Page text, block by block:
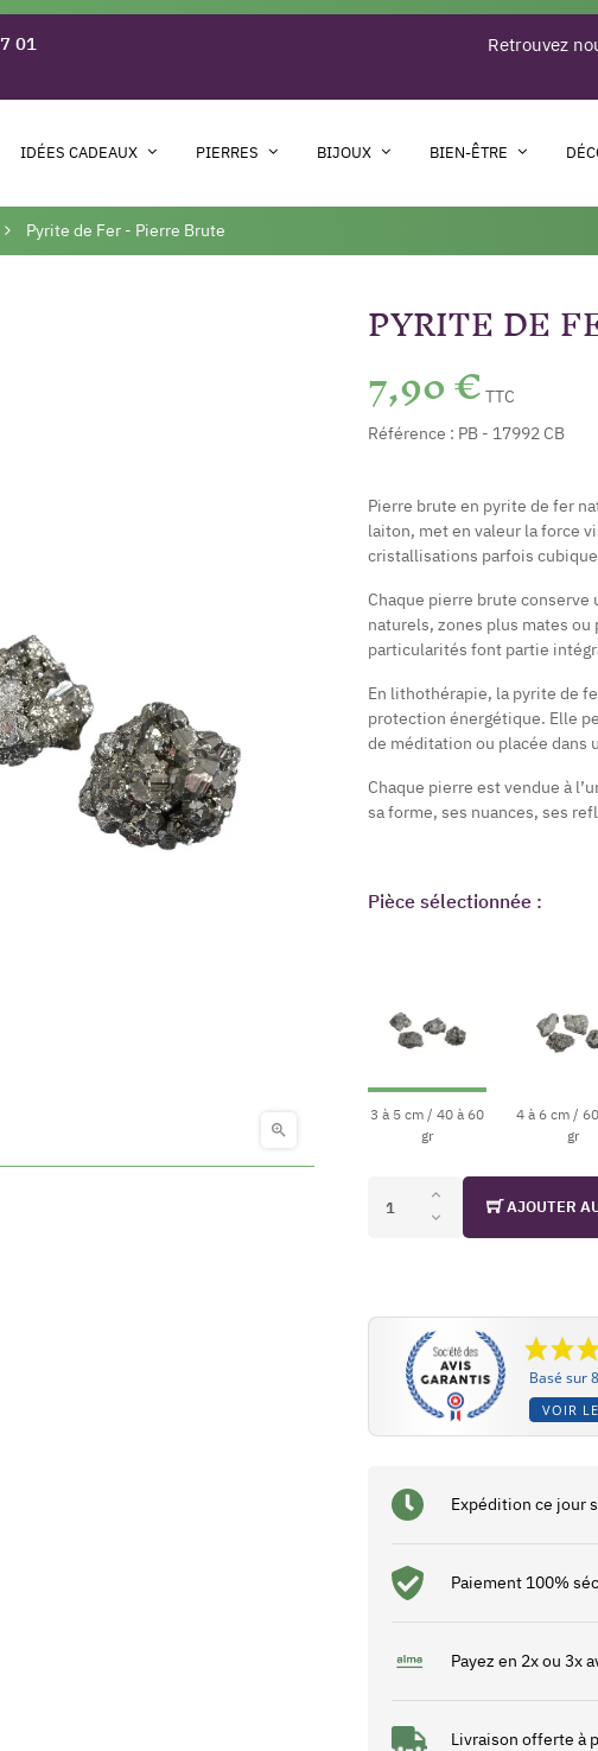
01
Retrouvez
IDÉES CADEAUX PIERRES BIJOUX BIEN-ÊTRE
Pyrite de Fer - Pierre Brute

PYRITE DE
7,90 € TTC
Référence : PB - 17992 CB
Pierre brute en pyrite de fer
laiton, met en valeur la force
cristallisations parfois
Chaque pierre brute
naturels, zones plus mates
particularités font partie
En lithothérapie, la pyrite de
protection énergétique. Elle
de méditation ou placée dans
Chaque pierre est vendue à
sa forme, ses nuances, ses
Pièce sélectionnée :
3 à 5 cm / 40 à 60
gr
4 à 6 cm /
gr
AJOUTER
Basé sur
VOIR
Expédition ce jour
Paiement 100%
Payez en 2x ou 3x
Livraison offerte à